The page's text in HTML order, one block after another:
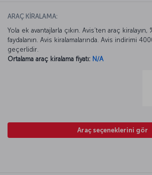
ARAÇ KİRALAMA:
Yola ek avantajlarla çıkın. Avis’ten araç
faydalanın. Avis kiralamalarında. Avis indirimi
geçerlidir.
Ortalama araç kiralama fiyatı: N/A
Araç seçeneklerini gör